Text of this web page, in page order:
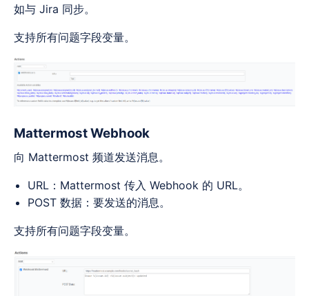
如与 Jira 同步。
支持所有问题字段变量。
Mattermost Webhook
向 Mattermost 频道发送消息。
URL：Mattermost 传入 Webhook 的 URL。
POST 数据：要发送的消息。
支持所有问题字段变量。